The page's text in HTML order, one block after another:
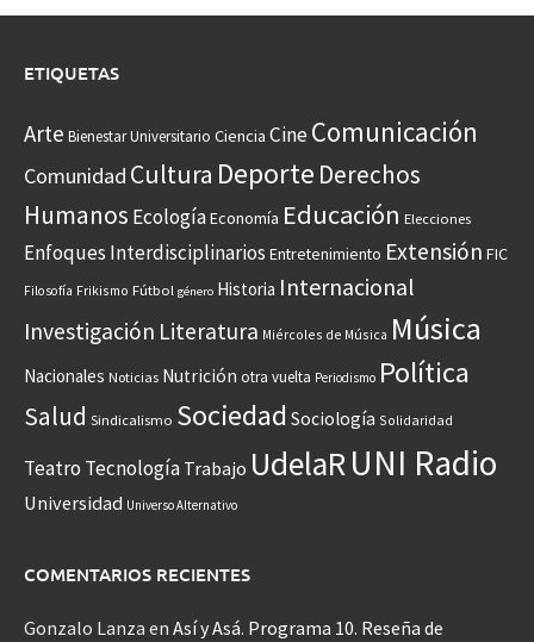
ETIQUETAS
Arte Bienestar Universitario Ciencia CineComunicación
Comunidad Cultura Deporte Derechos
Humanos EcologíaEconomía Educación Elecciones
Enfoques Interdisciplinarios Entretenimiento Extensión FIC
Filosofía Frikismo Fútbol género Historia Internacional
Investigación Literatura Miércoles de Música Música
Nacionales Noticias Nutrición otra vuelta Periodismo Política
Salud Sindicalismo Sociedad Sociología Solidaridad
Teatro Tecnología Trabajo UdelaRUNI Radio
Universidad Universo Alternativo
COMENTARIOS RECIENTES
Gonzalo Lanza en Así y Asá. Programa 10. Reseña de